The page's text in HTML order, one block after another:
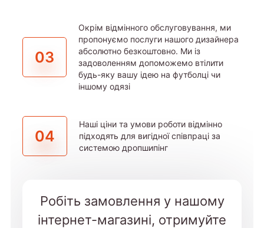
03
Окрім відмінного обслуговування, ми
пропонуємо послуги нашого дизайнера
абсолютно безкоштовно. Ми із
задоволенням допоможемо втілити
будь-яку вашу ідею на футболці чи
іншому одязі
04
Наші ціни та умови роботи відмінно
підходять для вигідної співпраці за
системою дропшипінг
Робіть замовлення у нашому
інтернет-магазині, отримуйте